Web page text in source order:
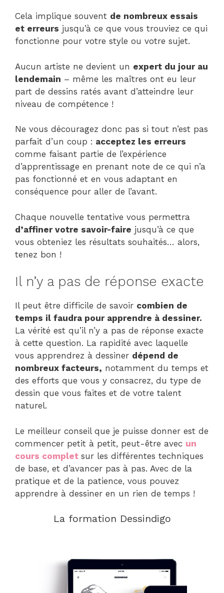
Cela implique souvent de nombreux essais
et erreurs jusqu’à ce que vous trouviez ce qui
fonctionne pour votre style ou votre sujet.
Aucun artiste ne devient un expert du jour au
lendemain – même les maîtres ont eu leur
part de dessins ratés avant d’atteindre leur
niveau de compétence !
Ne vous découragez donc pas si tout n’est pas
parfait d’un coup : acceptez les erreurs
comme faisant partie de l’expérience
d’apprentissage en prenant note de ce qui n’a
pas fonctionné et en vous adaptant en
conséquence pour aller de l’avant.
Chaque nouvelle tentative vous permettra
d’affiner votre savoir-faire jusqu’à ce que
vous obteniez les résultats souhaités… alors,
tenez bon !
Il n’y a pas de réponse exacte
Il peut être difficile de savoir combien de
temps il faudra pour apprendre à dessiner.
La vérité est qu’il n’y a pas de réponse exacte
à cette question. La rapidité avec laquelle
vous apprendrez à dessiner dépend de
nombreux facteurs, notamment du temps et
des efforts que vous y consacrez, du type de
dessin que vous faites et de votre talent
naturel.
Le meilleur conseil que je puisse donner est de
commencer petit à petit, peut-être avec un
cours complet sur les différentes techniques
de base, et d’avancer pas à pas. Avec de la
pratique et de la patience, vous pouvez
apprendre à dessiner en un rien de temps !
La formation Dessindigo